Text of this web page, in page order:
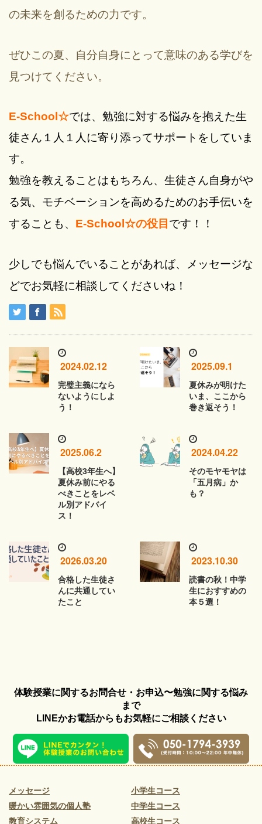
の未来を創るための力です。
ぜひこの夏、自分自身にとって意味のある学びを
見つけてください。
E-School☆では、勉強に対する悩みを抱えた生
徒さん１人１人に寄り添ってサポートをしていま
す。
勉強を教えることはもちろん、生徒さん自身がや
る気、モチベーションを高めるためのお手伝いを
することも、 E-School☆の役目 です！！
少しでも悩んでいることがあれば、メッセージな
どでお気軽に相談してくださいね！
2024.02.12
完璧主義になら
ないようにしよ
う！
2025.09.1
夏休みが明けた
いま、ここから
巻き返そう！
2025.06.2
【高校3年生へ】
夏休み前にやる
べきことをレベ
ル別アドバイ
ス！
2024.04.22
そのモヤモヤは
「五月病」か
も？
2026.03.20
合格した生徒さ
んに共通してい
たこと
2023.10.30
読書の秋！中学
生におすすめの
本５選！
体験授業に関するお問合せ・お申込〜勉強に関する悩み
まで
LINEかお電話からもお気軽にご相談ください
メッセージ
暖かい雰囲気の個人塾
教育システム
小学生コース
中学生コース
高校生コース